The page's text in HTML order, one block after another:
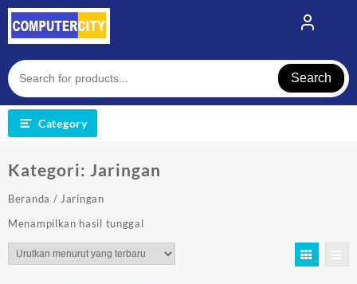
Skip
content
Search
Category
Kategori: Jaringan
Beranda / Jaringan
Menampilkan hasil tunggal